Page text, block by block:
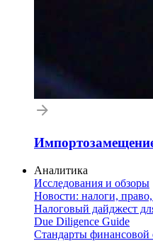
Аналитика
Исследования и обзоры
Новости: налоги,
Налоговый дайджест
Due Diligence Guide
Стандарты